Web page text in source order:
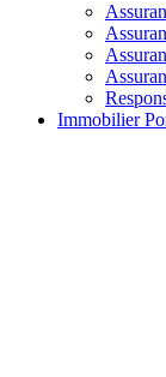
Immobilier